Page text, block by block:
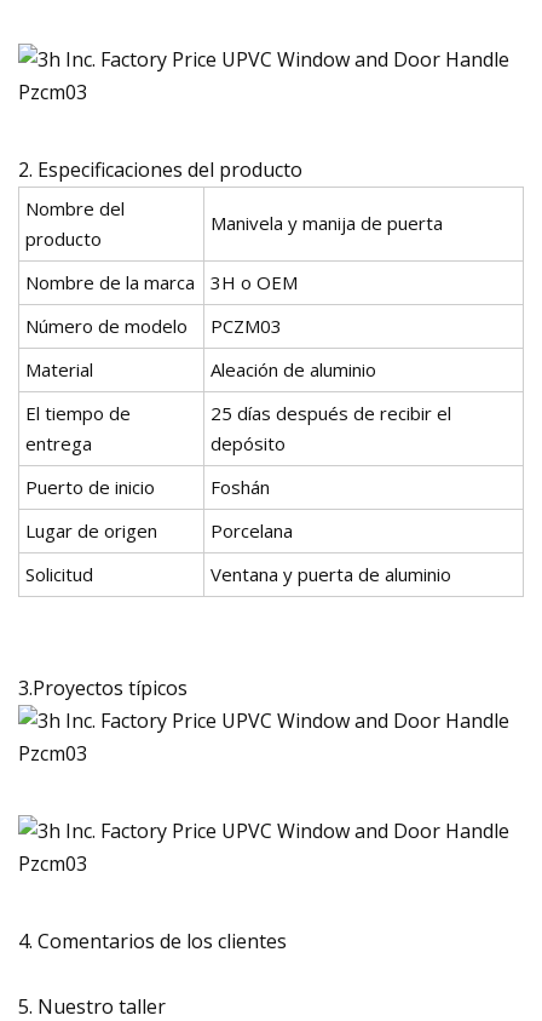
2. Especificaciones del producto
Nombre del
producto
Manivela y manija de puerta
Nombre de la marca
3H o OEM
Número de modelo
PCZM03
Material
Aleación de aluminio
El tiempo de
entrega
25 días después de recibir el
depósito
Puerto de inicio
Foshán
Lugar de origen
Porcelana
Solicitud
Ventana y puerta de aluminio
3.Proyectos típicos
4. Comentarios de los clientes
5. Nuestro taller